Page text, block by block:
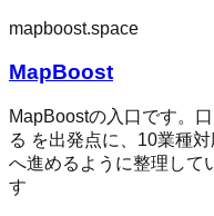
mapboost.space
MapBoost
MapBoostの入口です。
る を出発点に、10業種
へ進めるように整理して
す